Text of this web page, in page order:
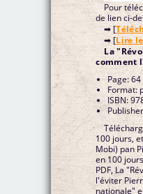
Pour
de lien ci-
➡ [
➡ [Lire
La
comment
Page: 64
Format:
ISBN:
100 jours,
Mobi) pan
en 100
PDF, La
l'éviter
nationale"